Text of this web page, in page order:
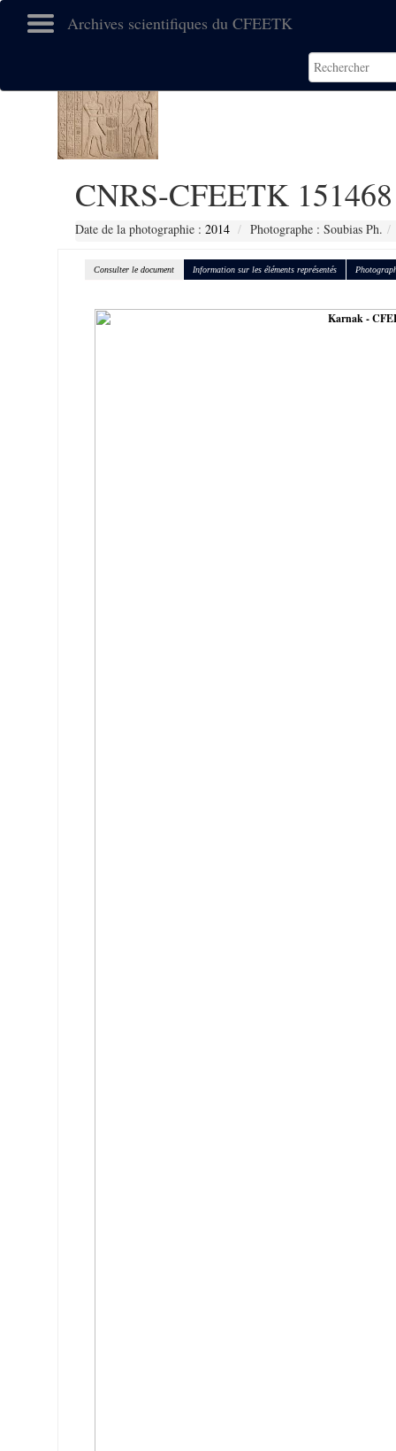
Archives scientifiques du CFEETK
CNRS-CFEETK 151468
Date de la photographie : 2014 Photographe : Soubias Ph.
Consulter le document Information sur les éléments représentés